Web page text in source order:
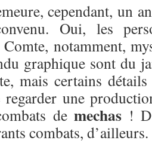
cependant, un
Oui, les
notamment,
graphique sont du
mais certains
une
demechas !
combats, d’ailleurs.